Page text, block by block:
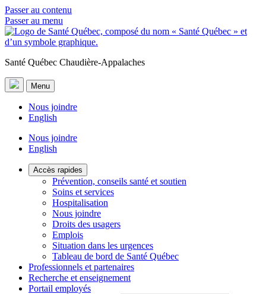
Passer au contenu
Passer au menu
Santé Québec Chaudière-Appalaches
Menu
Nous joindre
English
Nous joindre
English
Accès rapides
Prévention, conseils santé et soutien
Soins et services
Hospitalisation
Nous joindre
Droits des usagers
Emplois
Situation dans les urgences
Tableau de bord de Santé Québec
Professionnels et partenaires
Recherche et enseignement
Portail employés